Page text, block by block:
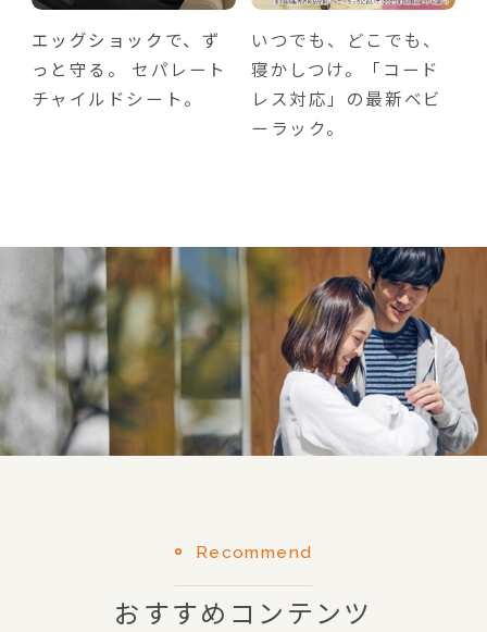
エッグショックで、ず
っと守る。
セパレート
チャイルドシート。
いつでも、どこでも、
寝かしつけ。「コード
レス対応」の最新ベビ
ーラック。
Recommend
おすすめコンテンツ